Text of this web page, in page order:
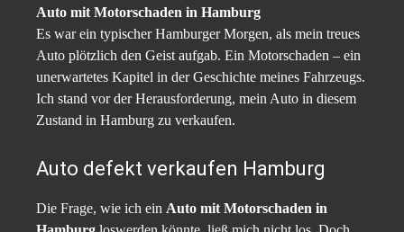
Auto mit Motorschaden in Hamburg
Es war ein typischer Hamburger Morgen, als mein treues
Auto plötzlich den Geist aufgab. Ein Motorschaden – ein
unerwartetes Kapitel in der Geschichte meines Fahrzeugs.
Ich stand vor der Herausforderung, mein Auto in diesem
Zustand in Hamburg zu verkaufen.
Auto defekt verkaufen Hamburg
Die Frage, wie ich ein Auto mit Motorschaden in